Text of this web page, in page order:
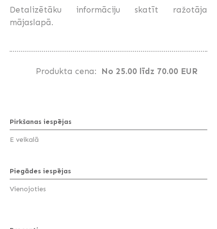
Detalizētāku informāciju skatīt ražotāja
mājaslapā.
Produkta cena: No 25.00 līdz 70.00 EUR
Pirkšanas iespējas
E veikalā
Piegādes iespējas
Vienojoties